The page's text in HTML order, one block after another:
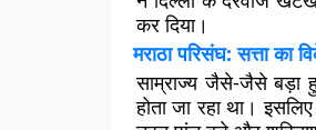
कर दिया।
मराठा परिसंघ: सत्ता का
साम्राज्य जैसे-जैसे
होता जा रहा था।